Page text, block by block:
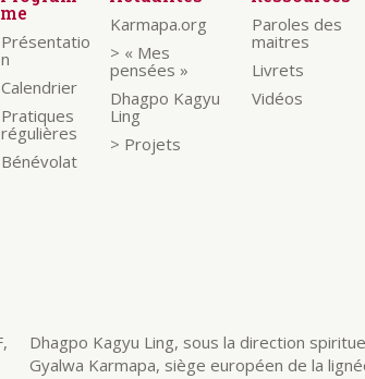
me
Présentatio
n
Calendrier
Pratiques
régulières
Bénévolat
Karmapa.org
> « Mes
pensées »
Dhagpo Kagyu
Ling
> Projets
Paroles des
maitres
Livrets
Vidéos
Dhagpo Kagyu Ling, sous la direction
Gyalwa Karmapa, siège européen de la